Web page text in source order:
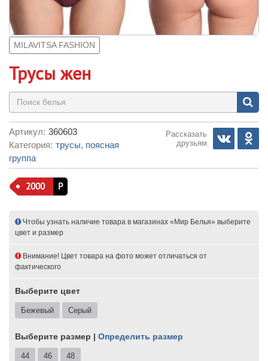
MILAVITSA FASHION
Трусы жен
Артикул: 360603
Категория: трусы, поясная
группа
Рассказать
друзьям
2000 Р
Чтобы узнать наличие товара в магазинах «Мир Белья» выберите
цвет и размер
Внимание! Цвет товара на фото может отличаться от
фактического
Выберите цвет
Бежевый Серый
Выберите размер | Определить размер
44 46 48